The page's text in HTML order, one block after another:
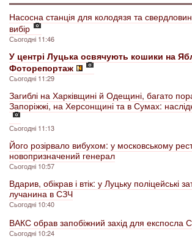
Насосна станція для колодязя та
вибір
Сьогодні 11:46
У центрі Луцька освячують кошики на
Фоторепортаж
Сьогодні 11:29
Загиблі на Харківщині й Одещині, багато
Запоріжжі, на Херсонщині та в Сумах:
Сьогодні 11:13
Його розірвало вибухом: у московському
новопризначений генерал
Сьогодні 10:57
Вдарив, обікрав і втік: у Луцьку поліцейські
лучанина в СЗЧ
Сьогодні 10:40
ВАКС обрав запобіжний захід для експосла
Сьогодні 10:24